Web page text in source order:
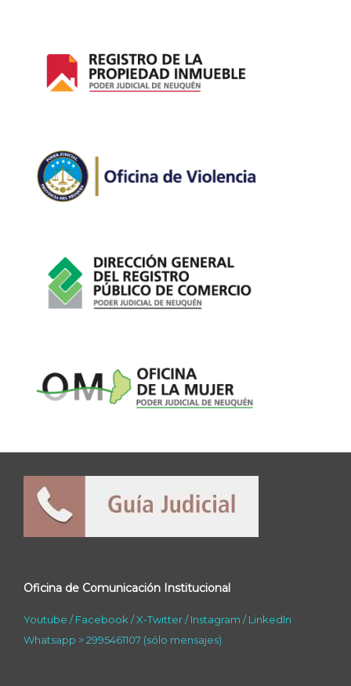
Oficina de Comunicación Institucional
Youtube /Facebook /X-Twitter/Instagram /LinkedIn
Whatsapp > 2995461107 (sólo mensajes)